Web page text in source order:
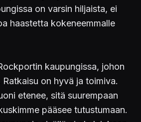
on varsin hiljaista, ei
haastetta kokeneemmalle
kaupungissa, johon
on hyvä ja toimiva.
etenee, sitä suurempaan
pääsee tutustumaan.